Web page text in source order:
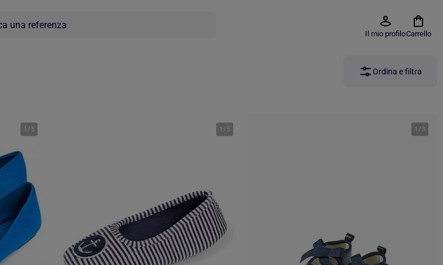
Il mio profiloCarrello
Ordina e filtra
1 / 5 1 / 5 1 / 3